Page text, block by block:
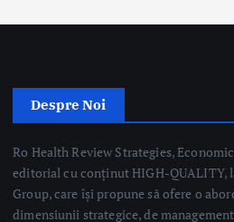
Sănătatea Press Group
Trimite email